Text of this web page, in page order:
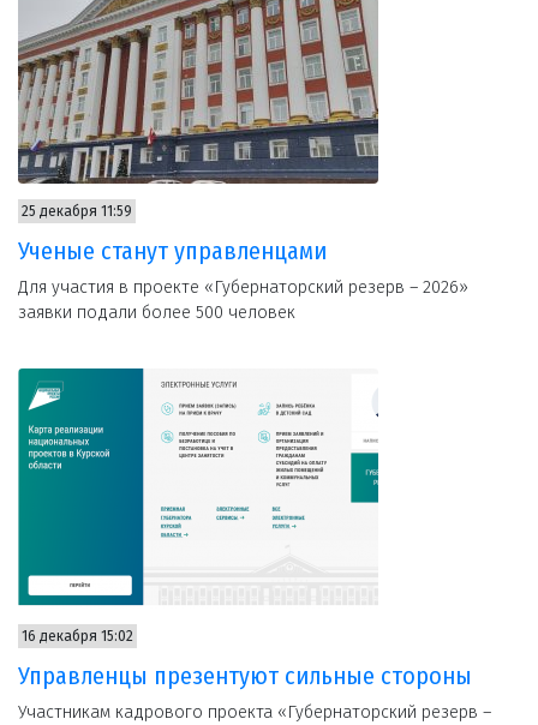
25 декабря 11:59
Ученые станут управленцами
Для участия в проекте «Губернаторский резерв – 2026»
заявки подали более 500 человек
16 декабря 15:02
Управленцы презентуют сильные стороны
Участникам кадрового проекта «Губернаторский резерв –